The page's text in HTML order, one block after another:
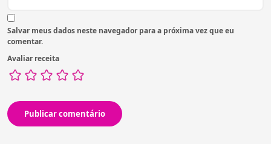
Salvar meus dados neste navegador para a próxima vez que eu
comentar.
Avaliar receita